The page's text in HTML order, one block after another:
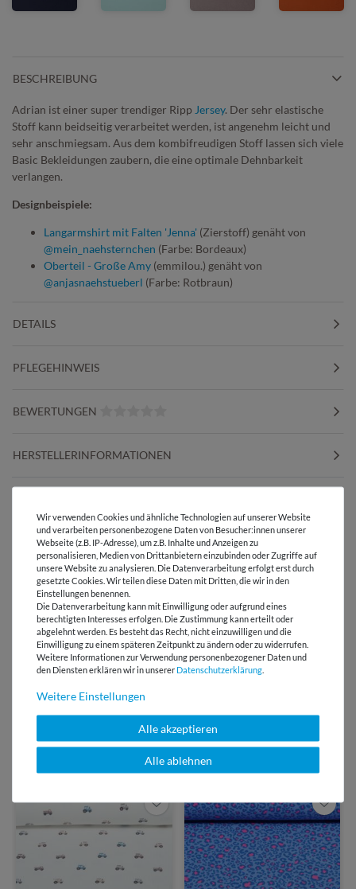
BESCHREIBUNG
Adrian ist einer super trendiger Ripp Jersey. Der sehr elastische
Stoff kann beidseitig verarbeitet werden, ist angenehm leicht und
sehr anschmiegsam. Aus dem kombifreudigen Stoff lassen sich viele
Basic Bekleidungen zaubern, die eine optimale Dehnbarkeit
verlangen.
Designbeispiele:
Langarmshirt mit Falten 'Jenna' (Zierstoff) genäht von
@mein_naehsternchen (Farbe: Bordeaux)
Oberteil - Große Amy (emmilou.) genäht von
@anjasnaehstueberl (Farbe: Rotbraun)
DETAILS
PFLEGEHINWEIS
BEWERTUNGEN
HERSTELLERINFORMATIONEN
Versandkostenfrei ab 60 € -
Lieferung mit DHL
E-Mail Kundenservice
Antwort in 24h
Über 98% positive
Bewertungen
Über 110 Gratis
Schnittmuster für Dich
VIELLEICHT AUCH INTERESSANT
Wir verwenden Cookies und ähnliche Technologien auf unserer Website
und verarbeiten personenbezogene Daten von Besucher:innen unserer
Webseite (z.B. IP-Adresse), um z.B. Inhalte und Anzeigen zu
personalisieren, Medien von Drittanbietern einzubinden oder Zugriffe auf
unsere Website zu analysieren. Die Datenverarbeitung erfolgt erst durch
gesetzte Cookies. Wir teilen diese Daten mit Dritten, die wir in den
Einstellungen benennen.
Die Datenverarbeitung kann mit Einwilligung oder aufgrund eines
berechtigten Interesses erfolgen. Die Zustimmung kann erteilt oder
abgelehnt werden. Es besteht das Recht, nicht einzuwilligen und die
Einwilligung zu einem späteren Zeitpunkt zu ändern oder zu widerrufen.
Weitere Informationen zur Verwendung personenbezogener Daten und
den Diensten erklären wir in unserer Daten­schutz­erklärung
Weitere Einstellungen
Alle akzeptieren
Alle ablehnen